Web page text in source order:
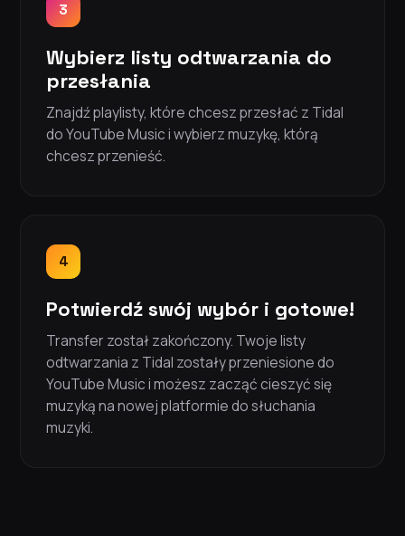
3
Wybierz listy odtwarzania do
przesłania
Znajdź playlisty, które chcesz przesłać z Tidal
do YouTube Music i wybierz muzykę, którą
chcesz przenieść.
4
Potwierdź swój wybór i gotowe!
Transfer został zakończony. Twoje listy
odtwarzania z Tidal zostały przeniesione do
YouTube Music i możesz zacząć cieszyć się
muzyką na nowej platformie do słuchania
muzyki.